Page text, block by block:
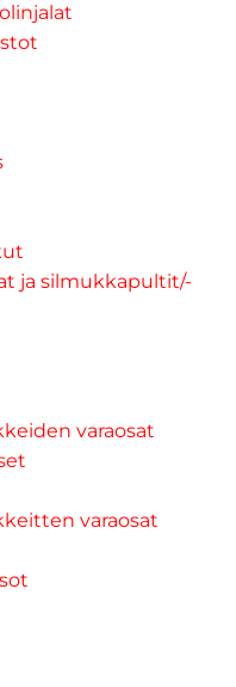
ja silmukkapultit/-
varaosat
varaosat